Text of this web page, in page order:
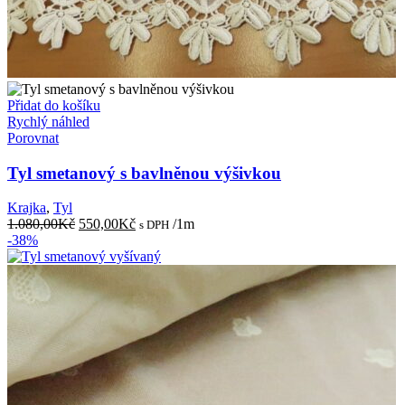
Přidat do košíku
Rychlý náhled
Porovnat
Tyl smetanový s bavlněnou výšivkou
Krajka, Tyl
1.080,00Kč Původní
byla:
550,00KčAktuální
je:
550,00Kč.
s DPH /1m
-38%